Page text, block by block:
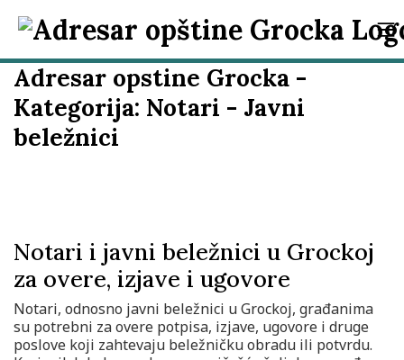
Adresar opstine Grocka -
Kategorija: Notari - Javni
beležnici
Notari i javni beležnici u Grockoj
za overe, izjave i ugovore
Notari, odnosno javni beležnici u Grockoj, građanima
su potrebni za overe potpisa, izjave, ugovore i druge
poslove koji zahtevaju beležničku obradu ili potvrdu.